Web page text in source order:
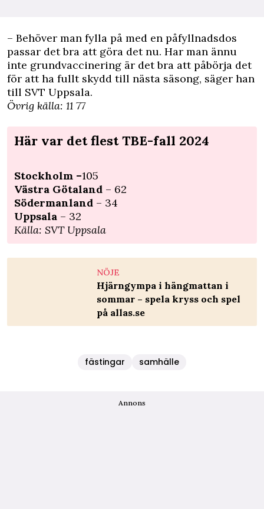
– Behöver man fylla på med en påfyllnadsdos
passar det bra att göra det nu. Har man ännu
inte grundvaccinering är det bra att påbörja det
för att ha fullt skydd till nästa säsong, säger han
till SVT Uppsala.
Övrig källa: 11 77
Här var det flest TBE-fall 2024
Stockholm –105
Västra Götaland – 62
Södermanland – 34
Uppsala – 32
Källa: SVT Uppsala
NÖJE
Hjärngympa i hängmattan i
sommar – spela kryss och spel
på allas.se
fästingar samhälle
Annons